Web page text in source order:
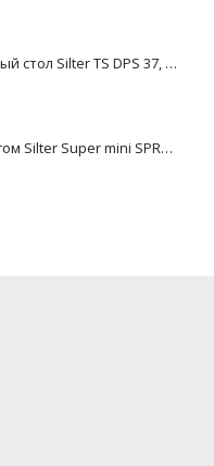
Гладильный консольный стол Silter TS DPS 37, 1200x400 мм
Парогенератор с утюгом Silter Super mini SPR/MN 2110 CR 10 литров с 2-мя утюгами